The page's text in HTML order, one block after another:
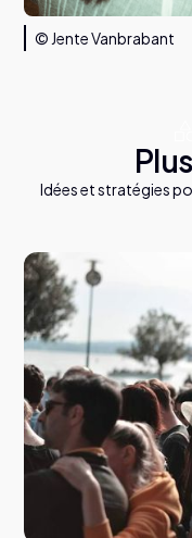
© Jente Vanbrabant
Idées et stratégies